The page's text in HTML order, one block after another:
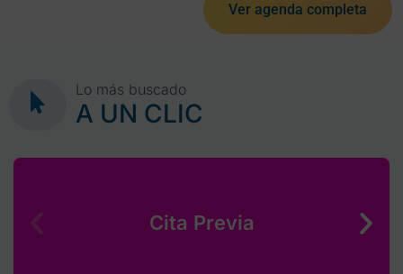
Ver agenda completa
Lo más buscado
A UN CLIC
Cita Previa